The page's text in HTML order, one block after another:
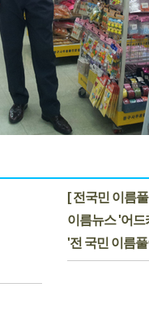
[ 전국민 이름
이름뉴스 '어
'전 국민 이름